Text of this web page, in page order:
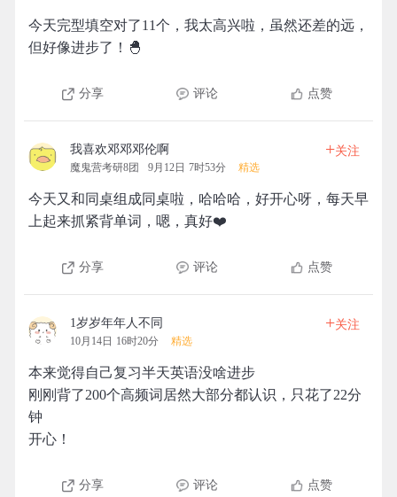
今天完型填空对了11个，我太高兴啦，虽然还差的远，
但好像进步了！🐣
分享 评论 点赞
我喜欢邓邓邓伦啊
魔鬼营考研8团 9月12日 7时53分 精选
+关注
今天又和同桌组成同桌啦，哈哈哈，好开心呀，每天早
上起来抓紧背单词，嗯，真好❤️
分享 评论 点赞
1岁岁年年人不同
10月14日 16时20分 精选
+关注
本来觉得自己复习半天英语没啥进步
刚刚背了200个高频词居然大部分都认识，只花了22分
钟
开心！
分享 评论 点赞